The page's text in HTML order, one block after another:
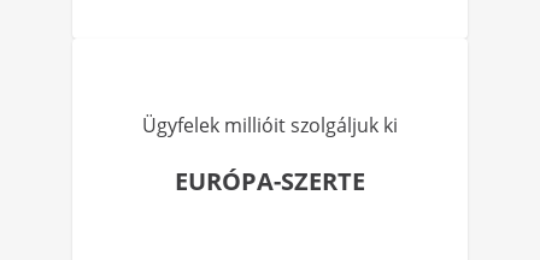
Ügyfelek millióit szolgáljuk ki
EURÓPA-SZERTE